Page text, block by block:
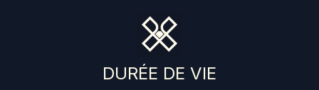
DURÉE DE VIE